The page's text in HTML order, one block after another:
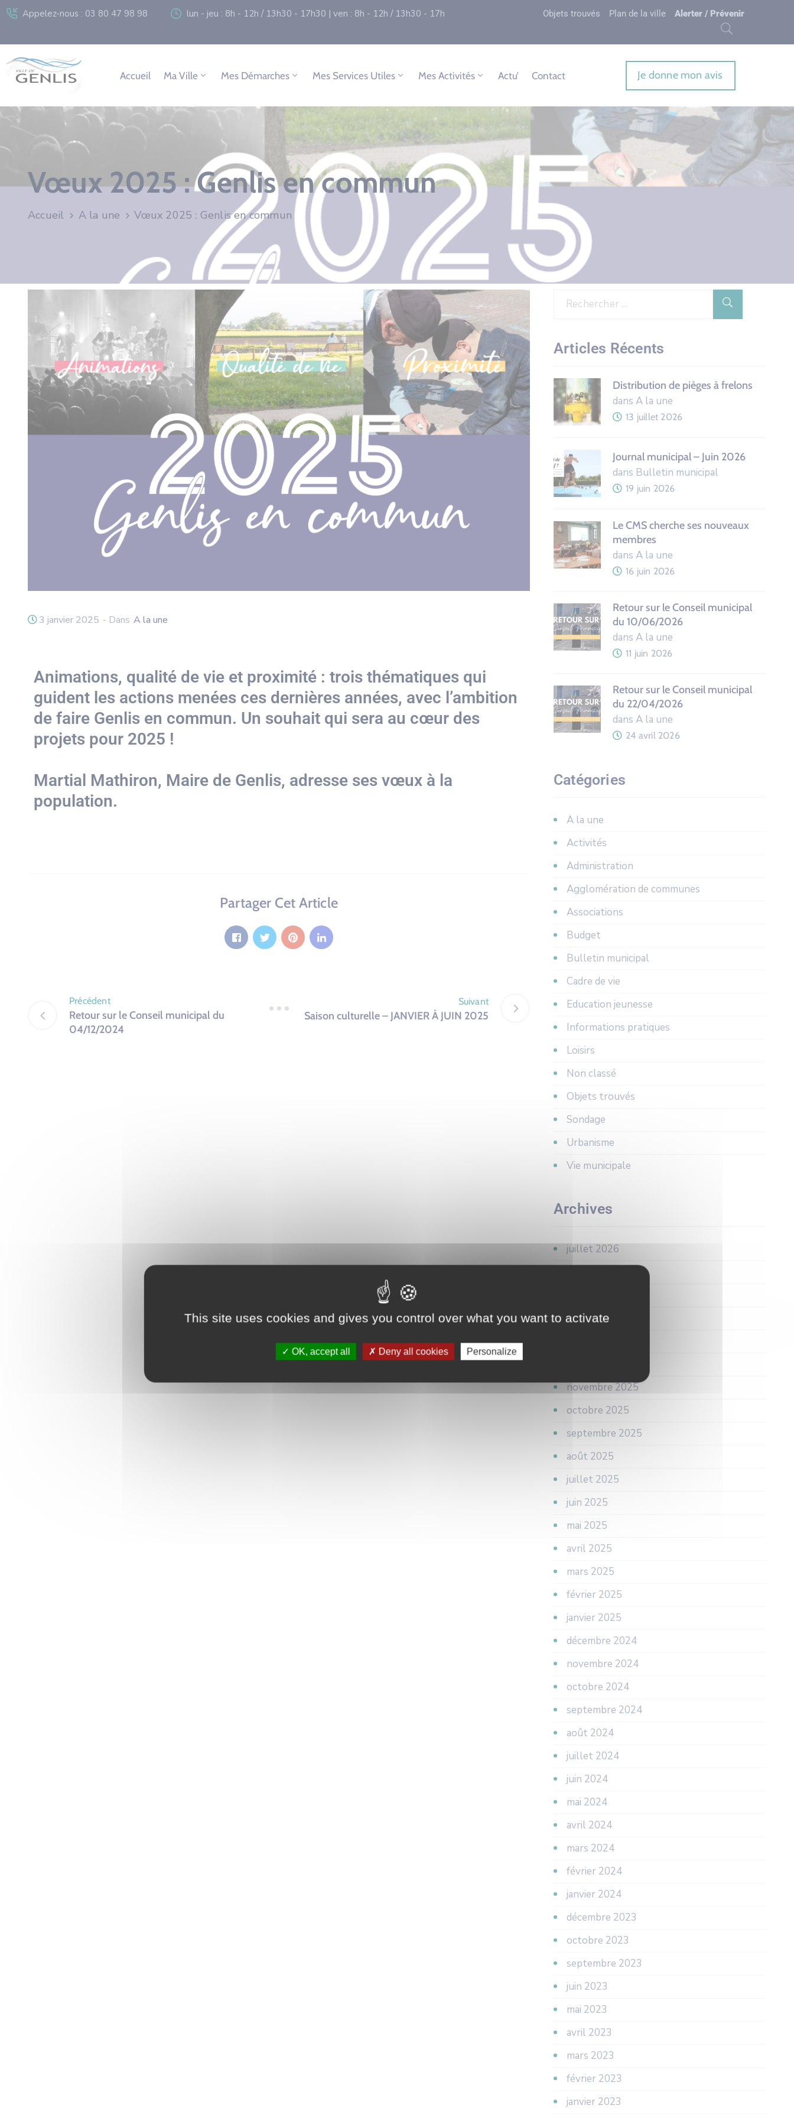
Appelez-nous : 03 80 47 98 98 lun - jeu : 8h - 12h / 13h30 - 17h30 | ven : 8h - 12h / 13h30 - 17h Objets trouvés Plan de la ville Alerter / Prévenir
Accueil Ma Ville Mes Démarches Mes Services Utiles Mes Activités Actu’ Contact Je donne mon avis
Vœux 2025 : Genlis en commun
Accueil A la une Vœux 2025 : Genlis en commun
3 janvier 2025 - Dans A la une
Animations, qualité de vie et proximité : trois thématiques qui
guident les actions menées ces dernières années, avec l’ambition
de faire Genlis en commun. Un souhait qui sera au cœur des
projets pour 2025 !
Martial Mathiron, Maire de Genlis, adresse ses vœux à la
population.
Partager Cet Article
Précédent
Retour sur le Conseil municipal du
04/12/2024
Suivant
Saison culturelle – JANVIER À JUIN 2025
Articles Récents
Distribution de pièges à frelons
dans A la une
13 juillet 2026
Journal municipal – Juin 2026
dans Bulletin municipal
19 juin 2026
Le CMS cherche ses nouveaux
membres
dans A la une
16 juin 2026
Retour sur le Conseil municipal
du 10/06/2026
dans A la une
11 juin 2026
Retour sur le Conseil municipal
du 22/04/2026
dans A la une
24 avril 2026
Catégories
A la une
Activités
Administration
Agglomération de communes
Associations
Budget
Bulletin municipal
Cadre de vie
Education jeunesse
Informations pratiques
Loisirs
Non classé
Objets trouvés
Sondage
Urbanisme
Vie municipale
Archives
juillet 2026
mars 2026
novembre 2025
octobre 2025
septembre 2025
août 2025
juillet 2025
juin 2025
mai 2025
avril 2025
mars 2025
février 2025
janvier 2025
décembre 2024
novembre 2024
octobre 2024
septembre 2024
août 2024
juillet 2024
juin 2024
mai 2024
avril 2024
mars 2024
février 2024
janvier 2024
décembre 2023
octobre 2023
septembre 2023
juin 2023
mai 2023
avril 2023
mars 2023
février 2023
janvier 2023
This site uses cookies and gives you control over what you want to activate
OK, accept all Deny all cookies Personalize